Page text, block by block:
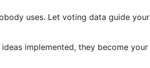
uses. Let voting data guide your
implemented, they become your